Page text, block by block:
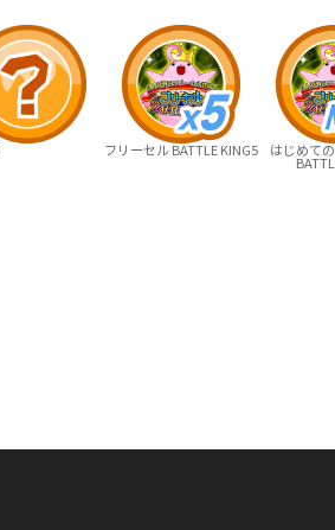
フリーセル BATTLE KING5 はじめて